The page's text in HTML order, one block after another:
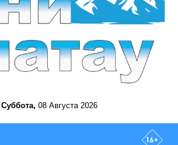
Суббота, 08 Августа 2026